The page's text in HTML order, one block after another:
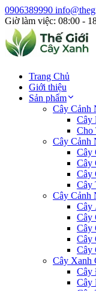
0906389990
Giờ làm việc: 08:00 -
Trang Chủ
Giới thiệu
Sản phẩm
Cây Cảnh
Cây
Cho
Cây Cảnh
Cây
Cây
Cây
Cây
Cây Cảnh
Cây
Cây
Cây
Cây
Cây
Cây Xanh
Cây
Cây